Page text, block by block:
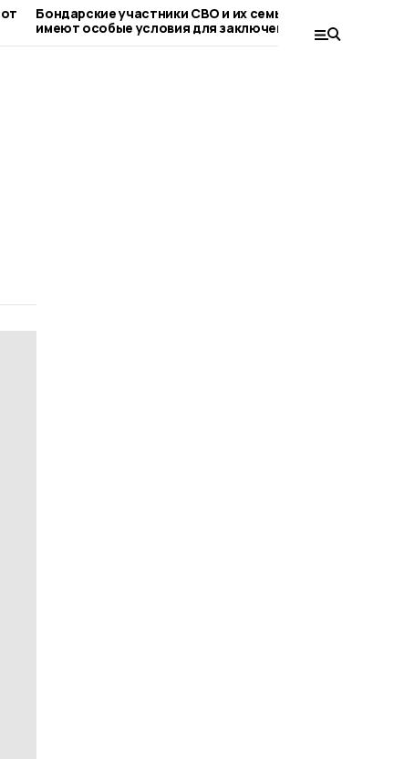
Бондарские участники СВО и их семьи
имеют особые условия для заключения
соцконтракта
обсудили